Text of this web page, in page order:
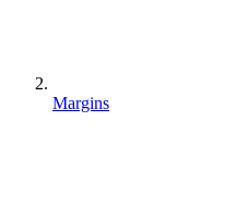
Margins